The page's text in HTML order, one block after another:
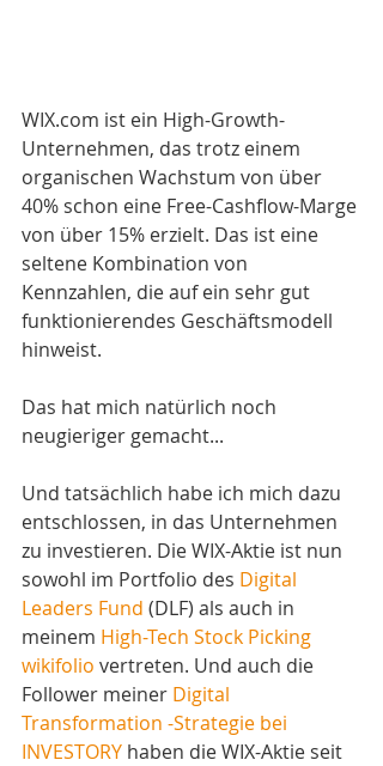
WIX.com ist ein High-Growth-
Unternehmen, das trotz einem
organischen Wachstum von über
40% schon eine Free-Cashflow-Marge
von über 15% erzielt. Das ist eine
seltene Kombination von
Kennzahlen, die auf ein sehr gut
funktionierendes Geschäftsmodell
hinweist.
Das hat mich natürlich noch
neugieriger gemacht...
Und tatsächlich habe ich mich dazu
entschlossen, in das Unternehmen
zu investieren. Die WIX-Aktie ist nun
sowohl im Portfolio des Digital
Leaders Fund (DLF) als auch in
meinem High-Tech Stock Picking
wikifolio vertreten. Und auch die
Follower meiner Digital
Transformation -Strategie bei
INVESTORY haben die WIX-Aktie seit